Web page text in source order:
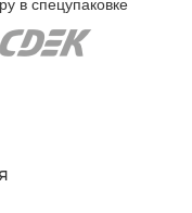
в спецупаковке